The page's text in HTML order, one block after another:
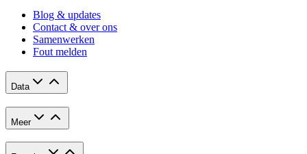
Blog & updates
Contact & over ons
Samenwerken
Fout melden
Data
Meer